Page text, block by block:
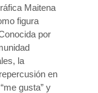
Maitena
figura
por
la
en
gusta” y